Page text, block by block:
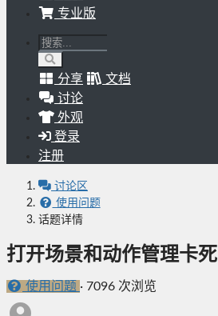
专业版
分享
文档
讨论
外观
登录
注册
讨论区
使用问题
话题详情
打开场景和动作管理卡死
使用问题 · 7096 次浏览